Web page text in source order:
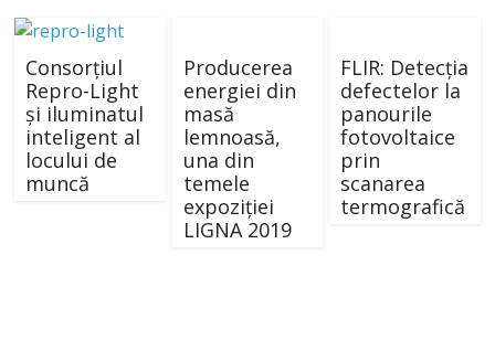
Consorțiul
Repro-Light
și iluminatul
inteligent al
locului de
muncă
Producerea
energiei din
masă
lemnoasă,
una din
temele
expoziției
LIGNA 2019
FLIR: Detecția
defectelor la
panourile
fotovoltaice
prin
scanarea
termografică